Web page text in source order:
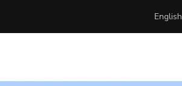
English